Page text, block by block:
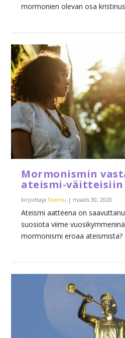
mormonien olevan osa
Mormonismin
ateismi-väitteisiin
kirjoittajaTeemu | maalis 30, 2020
Ateismi aatteena on
suosiota viime
mormonismi eroaa ateismista?